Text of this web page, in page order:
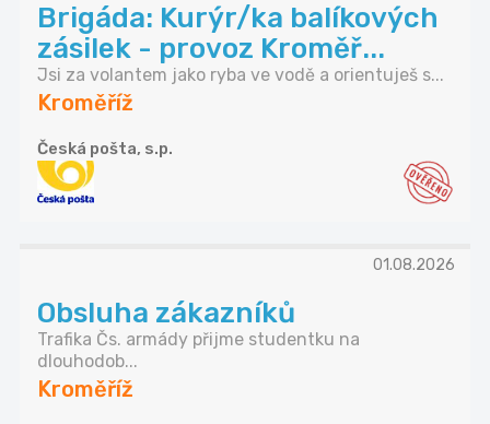
Brigáda: Kurýr/ka balíkových
zásilek - provoz Kroměř...
Jsi za volantem jako ryba ve vodě a orientuješ s...
Kroměříž
Česká pošta, s.p.
01.08.2026
Obsluha zákazníků
Trafika Čs. armády přijme studentku na
dlouhodob...
Kroměříž